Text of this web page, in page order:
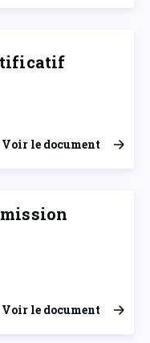
Voir le document
Voir le document